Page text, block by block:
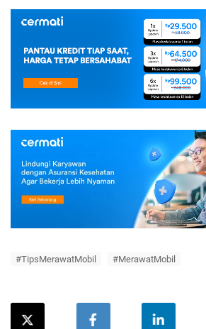
#TipsMerawatMobil #MerawatMobil